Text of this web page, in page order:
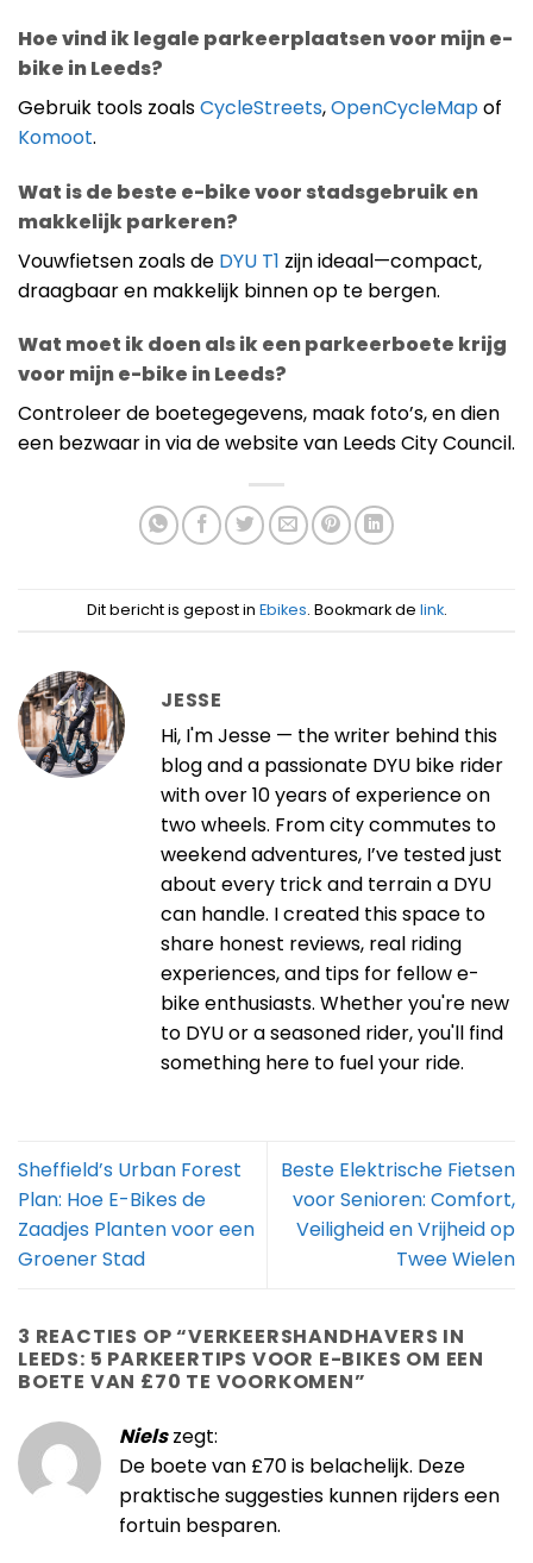
Hoe vind ik legale parkeerplaatsen voor mijn e-
bike in Leeds?
Gebruik tools zoalsCycleStreets,OpenCycleMapof
Komoot.
Wat is de beste e-bike voor stadsgebruik en
makkelijk parkeren?
Vouwfietsen zoals de DYU T1 zijn ideaal—compact,
draagbaar en makkelijk binnen op te bergen.
Wat moet ik doen als ik een parkeerboete krijg
voor mijn e-bike in Leeds?
Controleer de boetegegevens, maak foto’s, en dien
een bezwaar in via de website van Leeds City Council.
Dit bericht is gepost in Ebikes. Bookmark de link.
JESSE
Hi, I'm Jesse — the writer behind this
blog and a passionate DYU bike rider
with over 10 years of experience on
two wheels. From city commutes to
weekend adventures, I’ve tested just
about every trick and terrain a DYU
can handle. I created this space to
share honest reviews, real riding
experiences, and tips for fellow e-
bike enthusiasts. Whether you're new
to DYU or a seasoned rider, you'll find
something here to fuel your ride.
Sheffield’s Urban Forest
Plan: Hoe E-Bikes de
Zaadjes Planten voor een
Groener Stad
Beste Elektrische Fietsen
voor Senioren: Comfort,
Veiligheid en Vrijheid op
Twee Wielen
3 REACTIES OP “VERKEERSHANDHAVERS IN
LEEDS: 5 PARKEERTIPS VOOR E-BIKES OM EEN
BOETE VAN £70 TE VOORKOMEN”
Niels zegt:
De boete van £70 is belachelijk. Deze
praktische suggesties kunnen rijders een
fortuin besparen.